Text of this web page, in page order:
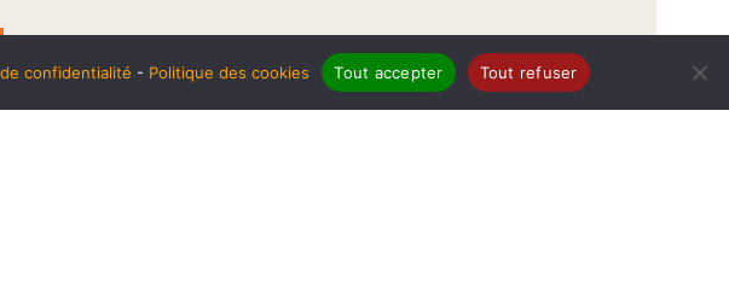
confidentialité - Politique des cookies Tout accepter Tout refuser